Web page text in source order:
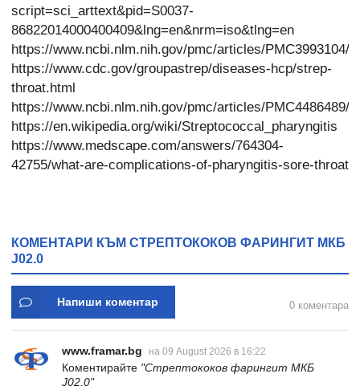
script=sci_arttext&pid=S0037-
86822014000400409&lng=en&nrm=iso&tlng=en
https://www.ncbi.nlm.nih.gov/pmc/articles/PMC3993104/
https://www.cdc.gov/groupastrep/diseases-hcp/strep-
throat.html
https://www.ncbi.nlm.nih.gov/pmc/articles/PMC4486489/
https://en.wikipedia.org/wiki/Streptococcal_pharyngitis
https://www.medscape.com/answers/764304-
42755/what-are-complications-of-pharyngitis-sore-throat
КОМЕНТАРИ КЪМ СТРЕПТОКОКОВ ФАРИНГИТ МКБ
J02.0
Напиши коментар 0 коментара
www.framar.bg на 09 August 2026 в 16:22
Коментирайте "Стрептококов фарингит МКБ
J02.0"